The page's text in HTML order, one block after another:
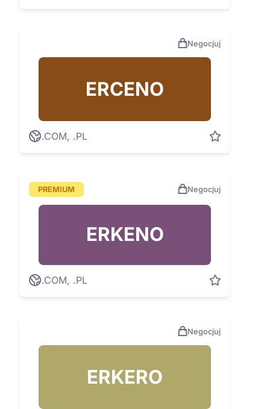
Negocjuj
ERCENO
.COM, .PL
PREMIUM Negocjuj
ERKENO
.COM, .PL
Negocjuj
ERKERO